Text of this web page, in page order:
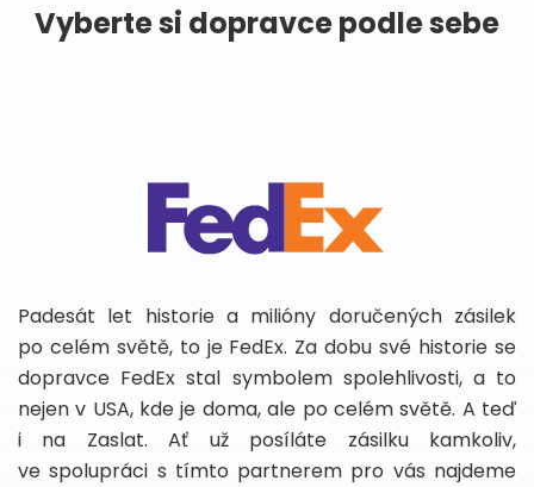
Vyberte si dopravce podle sebe
Padesát let historie a milióny doručených zásilek
po celém světě, to je FedEx. Za dobu své historie se
dopravce FedEx stal symbolem spolehlivosti, a to
nejen v USA, kde je doma, ale po celém světě. A teď
i na Zaslat. Ať už posíláte zásilku kamkoliv,
ve spolupráci s tímto partnerem pro vás najdeme